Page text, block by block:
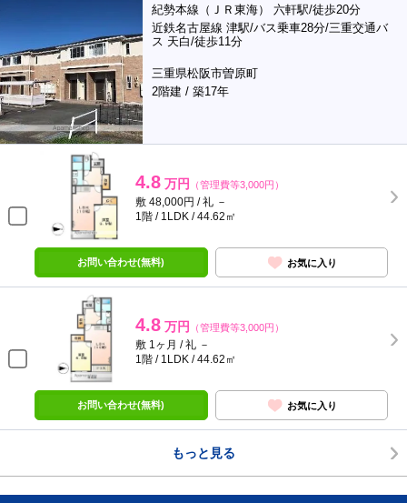
紀勢本線（ＪＲ東海） 六軒駅/徒歩20分
近鉄名古屋線 津駅/バス乗車28分/三重交通バ
ス 天白/徒歩11分
三重県松阪市曽原町
2階建 / 築17年
4.8 万円 （管理費等3,000円）
敷 48,000円 / 礼 －
1階 / 1LDK / 44.62㎡
お問い合わせ(無料) お気に入り
4.8 万円 （管理費等3,000円）
敷 1ヶ月 / 礼 －
1階 / 1LDK / 44.62㎡
お問い合わせ(無料) お気に入り
もっと見る